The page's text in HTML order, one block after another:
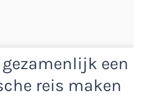
gezamenlijk een
reis maken